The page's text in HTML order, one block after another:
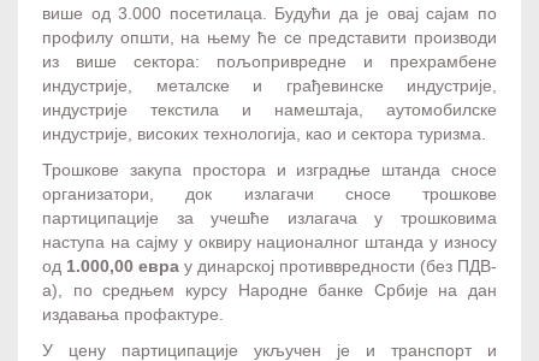
више од 3.000 посетилаца. Будући да је овај сајам по
профилу општи, на њему ће се представити производи
из више сектора: пољопривредне и прехрамбене
индустрије, металске и грађевинске индустрије,
индустрије текстила и намештаја, аутомобилске
индустрије, високих технологија, као и сектора туризма.
Трошкове закупа простора и изградње штанда сносе
организатори, док излагачи сносе трошкове
партиципације за учешће излагача у трошковима
наступа на сајму у оквиру националног штанда у износу
од 1.000,00 евра у динарској противвредности (без ПДВ-
а), по средњем курсу Народне банке Србије на дан
издавања профактуре.
У цену партиципације укључен је и транспорт и